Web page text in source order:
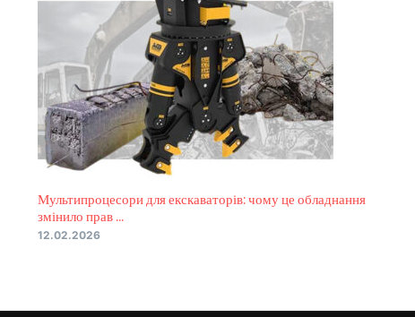
Мультипроцесори для екскаваторів: чому це обладнання
змінило прав ...
12.02.2026